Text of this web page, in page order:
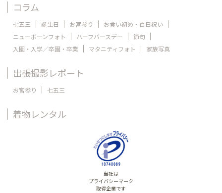
コラム
七五三 誕生日 お宮参り
お食い初め・百日祝い
ニューボーンフォト
ハーフバースデー
節句
入園・入学／卒園・卒業
マタニティフォト 家族写真
出張撮影レポート
お宮参り 七五三
着物レンタル
当社は
プライバシーマーク
取得企業です